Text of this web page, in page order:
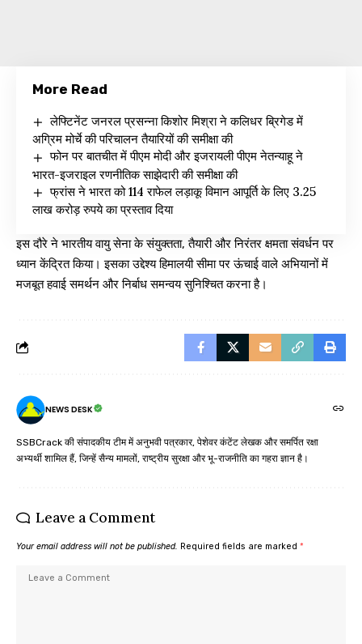
More Read
लेफ्टिनेंट जनरल प्रसन्ना किशोर मिश्रा ने कलिधर ब्रिगेड में
अग्रिम मोर्चे की परिचालन तैयारियों की समीक्षा की
फोन पर बातचीत में पीएम मोदी और इजरायली पीएम नेतन्याहू ने
भारत-इजराइल रणनीतिक साझेदारी की समीक्षा की
फ्रांस ने भारत को 114 राफेल लड़ाकू विमान आपूर्ति के लिए 3.25
लाख करोड़ रुपये का प्रस्ताव दिया
इस दौरे ने भारतीय वायु सेना के संयुक्तता, तैयारी और निरंतर क्षमता संवर्धन पर
ध्यान केंद्रित किया। इसका उद्देश्य हिमालयी सीमा पर ऊंचाई वाले अभियानों में
मजबूत हवाई समर्थन और निर्बाध समन्वय सुनिश्चित करना है।
NEWS DESK
SSBCrack की संपादकीय टीम में अनुभवी पत्रकार, पेशेवर कंटेंट लेखक और समर्पित रक्षा
अभ्यर्थी शामिल हैं, जिन्हें सैन्य मामलों, राष्ट्रीय सुरक्षा और भू-राजनीति का गहरा ज्ञान है।
Leave a Comment
Your email address will not be published. Required fields are marked *